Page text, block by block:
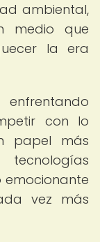
ambiental,
medio que
la era
con lo
papel más
vez más